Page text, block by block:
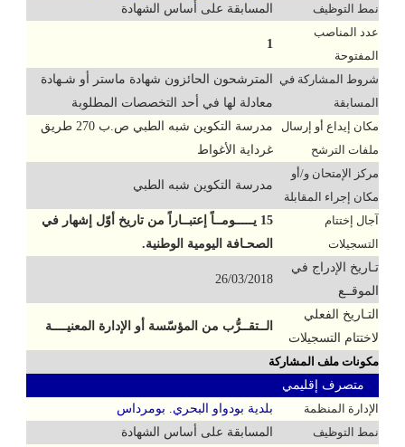
نمط التوظيف
المسابقة على أساس الشهادة
عدد المناصب
المفتوحة
1
شروط المشاركة في
المسابقة
المترشحون الحائزون شهادة ماستر أو شـهادة
معادلة لها في أحد التخصصات المطلوبة
مكان إيداع أو إرسال
ملفات الترشح
مدرسة التكوين شبه الطبي ص.ب 270 طريق
غرداية الأغواط
مركز الإمتحان و/أو
مكان إجراء المقابلة
مدرسة التكوين شبه الطبي
آجال إختتام
التسجيلات
15 يـــــومــاً إعتبــاراً من تاريخ أوّل إشهار في
الصحـافة اليومية الوطنية.
تـاريخ الإدراج في
الموقــع
26/03/2018
التـاريخ الفعلي
لاختتام التسجيلات
الــتقــرُّب من المؤسّسة أو الإدارة المعنيــــة
مكونات ملف المشاركة
متصرف إقليمي
الإدارة المنظمة
بلدية بودواو البحري. بومرداس
نمط التوظيف
المسابقة على أساس الشهادة